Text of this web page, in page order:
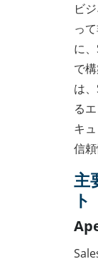
ビ
っ
に
で
は
る
キ
信頼
主
ト